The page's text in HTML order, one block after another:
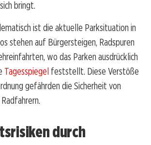
bringt.
ist die aktuelle Parksituation in
stehen auf Bürgersteigen, Radspuren
wo das Parken ausdrücklich
Tagesspiegel feststellt. Diese Verstöße
gefährden die Sicherheit von
durch